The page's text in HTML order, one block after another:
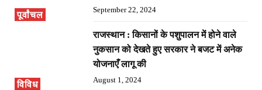
पूर्वांचल September 22, 2024
विविध
राजस्थान : किसानों के पशुपालन में होने वाले
नुकसान को देखते हुए सरकार ने बजट में अनेक
योजनाएँ लागू की
August 1, 2024